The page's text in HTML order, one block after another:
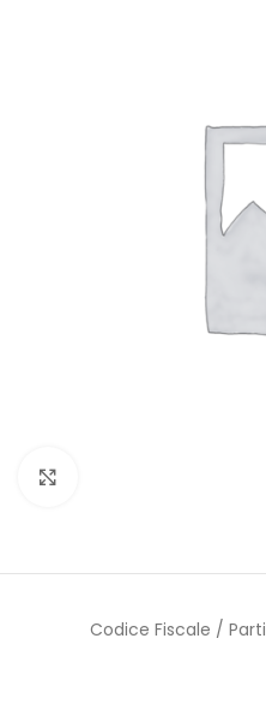
Codice Fiscale /